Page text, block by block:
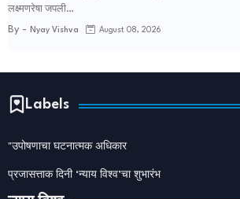
लक्ष्मणरेषा जपली…
By - Nyay Vishva August 08, 2026
Labels
"उपोषणाचा घटनात्मक अधिकार
प्रजासत्ताक दिनी ‘न्याय विश्व’चा शुभारंभ